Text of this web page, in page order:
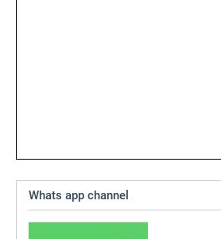
Whats app channel